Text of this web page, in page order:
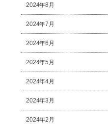
2024年8月
2024年7月
2024年6月
2024年5月
2024年4月
2024年3月
2024年2月